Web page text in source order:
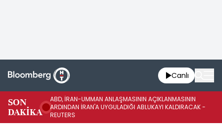
Canlı
SON
DAKİKA
ABD, İRAN-UMMAN ANLAŞMASININ AÇIKLANMASININ
ARDINDAN İRAN'A UYGULADIĞI ABLUKAYI KALDIRACAK -
REUTERS